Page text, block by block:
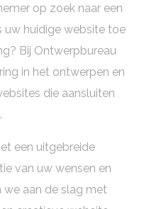
op zoek naar een
uw huidige website toe
Bij Ontwerpbureau
in het ontwerpen en
die aansluiten
een uitgebreide
van uw wensen en
we aan de slag met